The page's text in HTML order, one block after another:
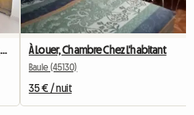
À Louer, Chambre Chez L'habitant
Baule (45130)
35 € / nuit